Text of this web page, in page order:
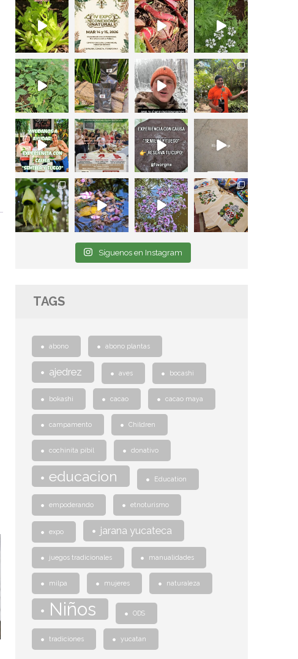
Síguenos en Instagram
TAGS
abono abono plantas
ajedrez aves bocashi
bokashi cacao cacao maya
campamento Children
cochinita pibil donativo
educacion Education
empoderando etnoturismo
expo jarana yucateca
juegos tradicionales manualidades
milpa mujeres naturaleza
Niños ODS
tradiciones yucatan